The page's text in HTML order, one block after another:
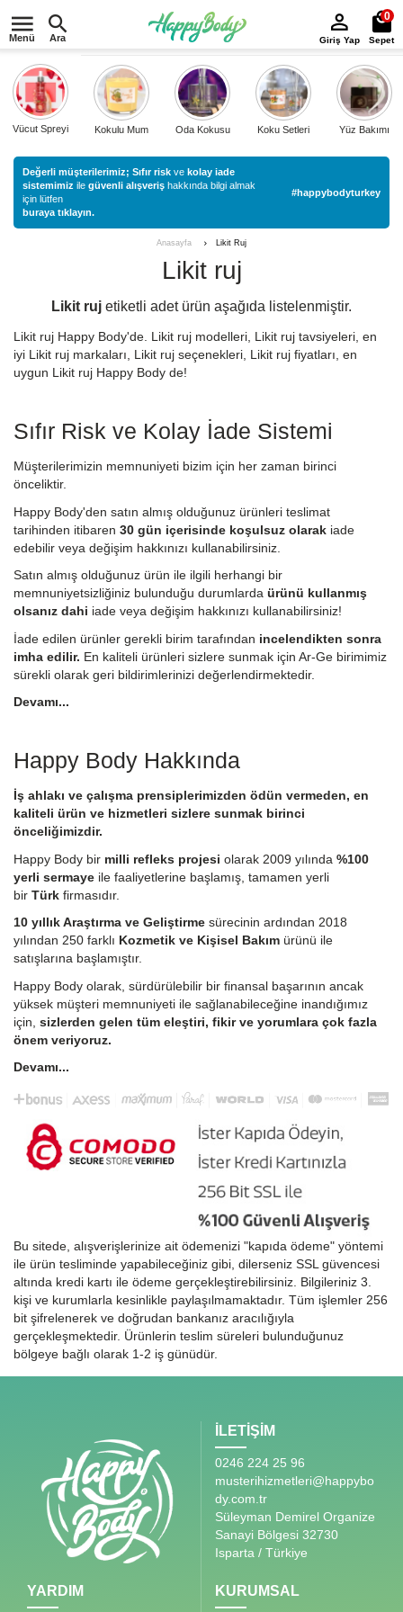
Menü Ara Giriş Yap
0
Sepet
Vücut Spreyi Kokulu Mum Oda Kokusu Koku Setleri Yüz Bakımı
Değerli müşterilerimiz; Sıfır risk ve kolay iade
sistemimiz ile güvenli alışveriş hakkında bilgi almak
için lütfen
buraya tıklayın.
#happybodyturkey
Anasayfa Likit Ruj
Likit ruj
Likit ruj etiketli adet ürün aşağıda listelenmiştir.
Likit ruj Happy Body'de. Likit ruj modelleri, Likit ruj tavsiyeleri, en
iyi Likit ruj markaları, Likit ruj seçenekleri, Likit ruj fiyatları, en
uygun Likit ruj Happy Body de!
Sıfır Risk ve Kolay İade Sistemi
Müşterilerimizin memnuniyeti bizim için her zaman birinci
önceliktir.
Happy Body'den satın almış olduğunuz ürünleri teslimat
tarihinden itibaren 30 gün içerisinde koşulsuz olarak iade
edebilir veya değişim hakkınızı kullanabilirsiniz.
Satın almış olduğunuz ürün ile ilgili herhangi bir
memnuniyetsizliğiniz bulunduğu durumlarda ürünü kullanmış
olsanız dahi iade veya değişim hakkınızı kullanabilirsiniz!
İade edilen ürünler gerekli birim tarafından incelendikten sonra
imha edilir. En kaliteli ürünleri sizlere sunmak için Ar-Ge birimimiz
sürekli olarak geri bildirimlerinizi değerlendirmektedir.
Devamı...
Happy Body Hakkında
İş ahlakı ve çalışma prensiplerimizden ödün vermeden, en
kaliteli ürün ve hizmetleri sizlere sunmak birinci
önceliğimizdir.
Happy Body bir milli refleks projesi olarak 2009 yılında %100
yerli sermaye ile faaliyetlerine başlamış, tamamen yerli
bir Türk firmasıdır.
10 yıllık Araştırma ve Geliştirme sürecinin ardından 2018
yılından 250 farklı Kozmetik ve Kişisel Bakım ürünü ile
satışlarına başlamıştır.
Happy Body olarak, sürdürülebilir bir finansal başarının ancak
yüksek müşteri memnuniyeti ile sağlanabileceğine inandığımız
için, sizlerden gelen tüm eleştiri, fikir ve yorumlara çok fazla
önem veriyoruz.
Devamı...
Bu sitede, alışverişlerinize ait ödemenizi "kapıda ödeme" yöntemi
ile ürün tesliminde yapabileceğiniz gibi, dilerseniz SSL güvencesi
altında kredi kartı ile ödeme gerçekleştirebilirsiniz. Bilgileriniz 3.
kişi ve kurumlarla kesinlikle paylaşılmamaktadır. Tüm işlemler 256
bit şifrelenerek ve doğrudan bankanız aracılığıyla
gerçekleşmektedir. Ürünlerin teslim süreleri bulunduğunuz
bölgeye bağlı olarak 1-2 iş günüdür.
İLETİŞİM
0246 224 25 96
musterihizmetleri@happybo
dy.com.tr
Süleyman Demirel Organize
Sanayi Bölgesi 32730
Isparta / Türkiye
YARDIM KURUMSAL